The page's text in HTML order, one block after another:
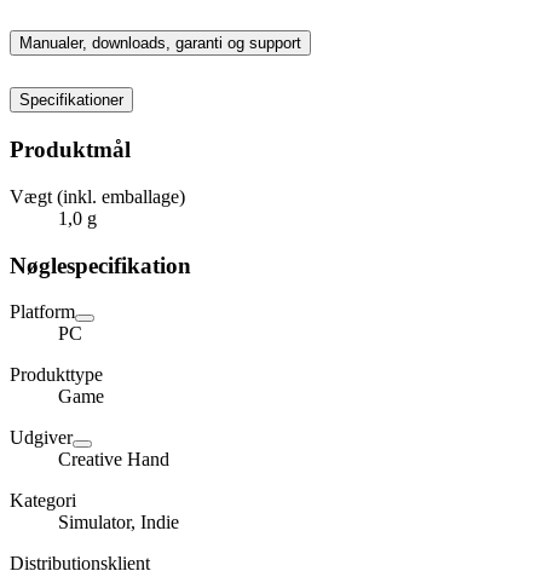
Manualer, downloads, garanti og support
Specifikationer
Produktmål
Vægt (inkl. emballage)
1,0 g
Nøglespecifikation
Platform
PC
Produkttype
Game
Udgiver
Creative Hand
Kategori
Simulator, Indie
Distributionsklient